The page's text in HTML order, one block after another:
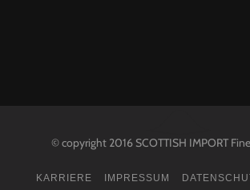
© copyright 2016 SCOTTISH IMPORT
KARRIERE IMPRESSUM